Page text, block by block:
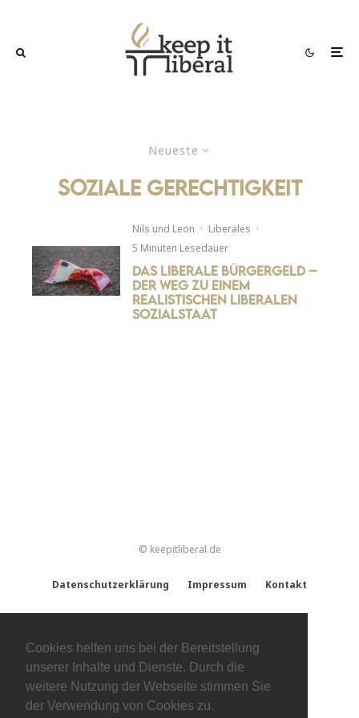
Cookies helfen uns bei der Bereitstellung
unserer Inhalte und Dienste. Durch die
weitere Nutzung der Webseite stimmen Sie
der Verwendung von Cookies zu.
Neueste
soziale gerechtigkeit
Nils und Leon · Liberales ·
5 Minuten Lesedauer
Das liberale Bürgergeld –
Der Weg zu einem
realistischen liberalen
Sozialstaat
© keepitliberal.de
Datenschutzerklärung Impressum Kontakt